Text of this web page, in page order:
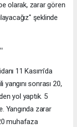
olarak, zarar gören
şeklinde
11 Kasım'da
sonrası 20,
yol yaptık. 5
Yangında zarar
muhafaza